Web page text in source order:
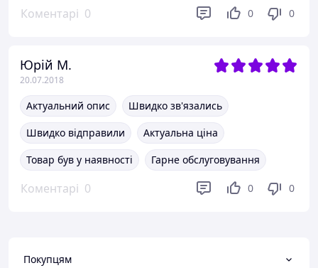
Коментарі 0 0 0
Юрій М.
20.07.2018
Актуальний опис
Швидко зв'язались
Швидко відправили
Актуальна ціна
Товар був у наявності
Гарне обслуговування
Коментарі 0 0 0
Покупцям